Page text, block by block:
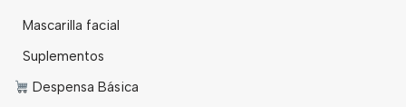
Mascarilla facial
Suplementos
Despensa Básica